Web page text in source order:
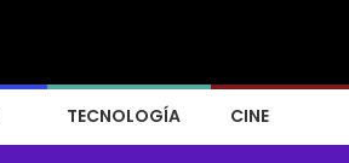
TECNOLOGÍA CINE